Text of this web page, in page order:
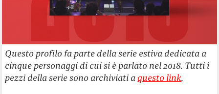
Questo profilo fa parte della serie estiva dedicata a
cinque personaggi di cui si è parlato nel 2018. Tutti i
pezzi della serie sono archiviati a questo link.